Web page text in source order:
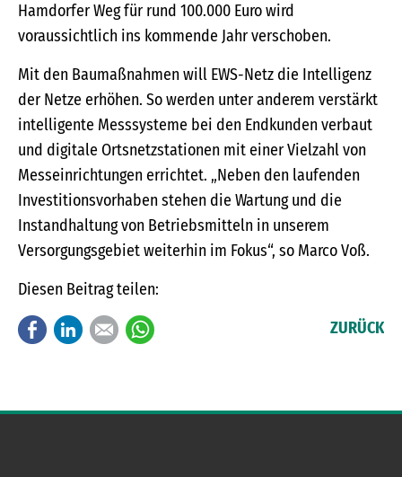
Hamdorfer Weg für rund 100.000 Euro wird
voraussichtlich ins kommende Jahr verschoben.
Mit den Baumaßnahmen will EWS-Netz die Intelligenz
der Netze erhöhen. So werden unter anderem verstärkt
intelligente Messsysteme bei den Endkunden verbaut
und digitale Ortsnetzstationen mit einer Vielzahl von
Messeinrichtungen errichtet. „Neben den laufenden
Investitionsvorhaben stehen die Wartung und die
Instandhaltung von Betriebsmitteln in unserem
Versorgungsgebiet weiterhin im Fokus“, so Marco Voß.
Diesen Beitrag teilen:
FacebookLinkedInE-mail ZURÜCK